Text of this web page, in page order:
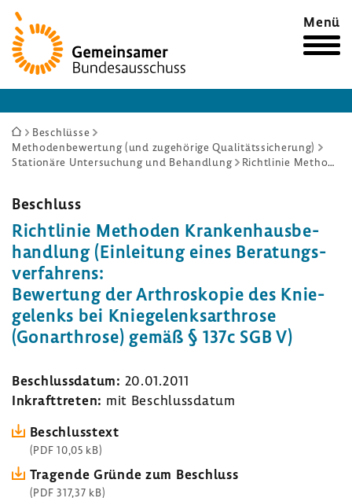
Zur
Startseite
Menü
Sie
sind
Beschlüsse
Methodenbewertung (und zugehörige Qualitätssicherung)
Stationäre Untersuchung und Behandlung
Richtlinie Methoden Krankenhausbehandlung (Einleitung eines Beratungsverfahrens: Bewertung der Arthroskopie des Kniegelenks bei Kniegelenksarthrose (Gonarthrose) gemäß § 137c SGB V)
Beschluss
Richt­linie Methoden Kran­ken­haus­be­
hand­lung (Einlei­tung eines Bera­tungs­
ver­fah­rens:
Bewer­tung der Arthro­skopie des Knie­
ge­lenks bei Knie­ge­lenks­ar­throse
(Gonar­throse) gemäß § 137c SGB V)
Beschluss­datum: 20.01.2011
Inkraft­treten: mit Beschluss­datum
Beschluss­text
(PDF 10,05 kB)
Tragende Gründe zum Beschluss
(PDF 317,37 kB)